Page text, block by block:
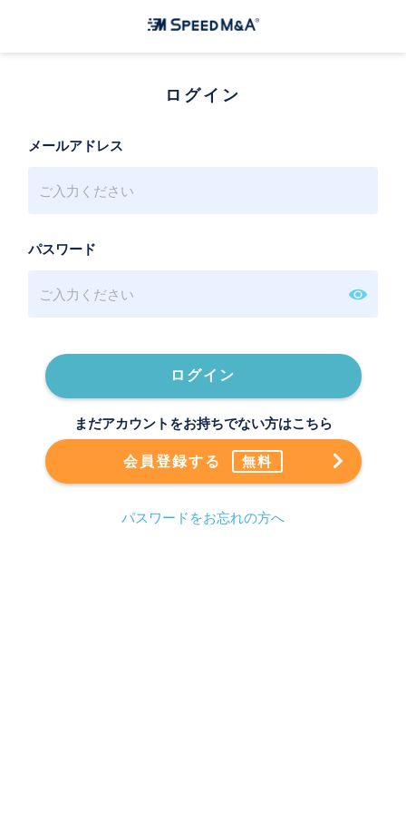
ログイン
メールアドレス
パスワード
ログイン
まだアカウントをお持ちでない方はこちら
会員登録する 無料
パスワードをお忘れの方へ